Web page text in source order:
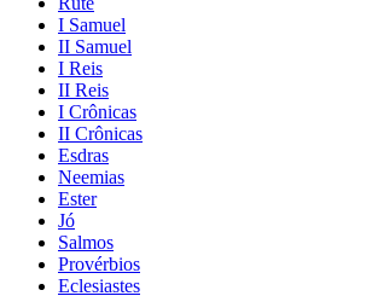
I Samuel
II Samuel
I Reis
II Reis
I Crônicas
II Crônicas
Esdras
Neemias
Ester
Jó
Salmos
Provérbios
Eclesiastes